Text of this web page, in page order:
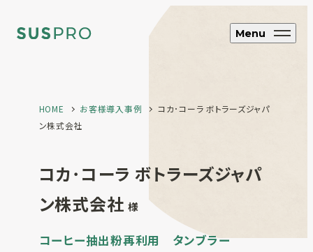
Menu
アップサイクル SUS CYCLE
オリジナルエコグッズ制作 ブランド・企業向け
フルオーダー制
ホテル・旅館向け
HOME お客様導入事例
コカ･コーラ ボトラーズジャパ
ン株式会社
コカ･コーラ ボトラーズジャパ
ン株式会社様
コーヒー抽出粉再利用 タンブラー